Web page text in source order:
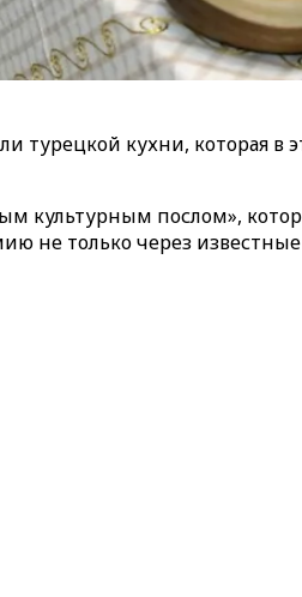
кухни, которая в
культурным послом»,
не только через